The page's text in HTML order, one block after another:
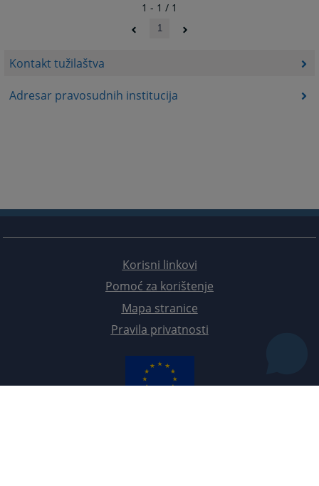
Kontakt tužilaštva
Adresar pravosudnih institucija
1 - 1 / 1
1
Korisni linkovi
Pomoć za korištenje
Mapa stranice
Pravila privatnosti